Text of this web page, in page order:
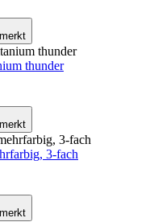
thunder
3-fach